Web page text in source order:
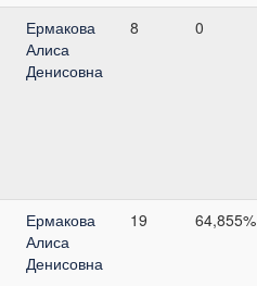
Ермакова
Алиса
Денисовна
8 0
Ермакова
Алиса
Денисовна
19 64,855%